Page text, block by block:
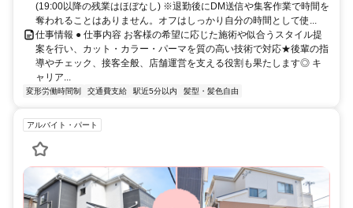
(19:00以降の残業はほぼなし) ※退勤後にDM送信や集客作業で時間を
奪われることはありません。オフはしっかり自分の時間として使...
仕事情報 ● 仕事内容 お客様の希望に応じた施術や似合うスタイル提
案を行い、カット・カラー・パーマを質の高い技術で対応★後輩の指
導やチェック、接客全般、店舗運営を支える役割も果たします◎ キ
ャリア...
変形労働時間制 交通費支給 駅近5分以内 髪型・髪色自由
アルバイト・パート